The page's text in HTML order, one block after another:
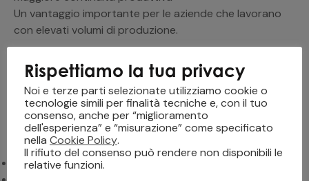
Un vantaggio importante per le aziende che lavorano
con elevati volumi di produzione.
Stampa UV LED e sostenibilità
Tra i vantaggi della stampa UV LED industriale c’è anche
il miglioramento dell’impatto ambientale.
La tecnologia LED:
riduce il consumo energetico
Rispettiamo la tua privacy
Noi e terze parti selezionate utilizziamo cookie o
tecnologie simili per finalità tecniche e, con il tuo
consenso, anche per “miglioramento
dell'esperienza” e “misurazione” come specificato
nella Cookie Policy.
Il rifiuto del consenso può rendere non disponibili le
relative funzioni.